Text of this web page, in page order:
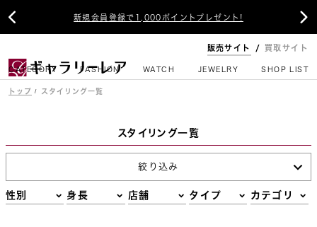
新規会員登録で1,000ポイントプレゼント!
 
販売サイト 買取サイト
CATEGORY FASHION WATCH JEWELRY SHOP LIST
トップ スタイリング一覧
スタイリング一覧
絞り込み
性別 身長 店舗 タイプ カテゴリ